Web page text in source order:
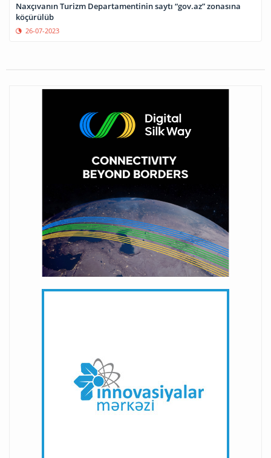
Naxçıvanın Turizm Departamentinin saytı “gov.az” zonasına
köçürülüb
26-07-2023